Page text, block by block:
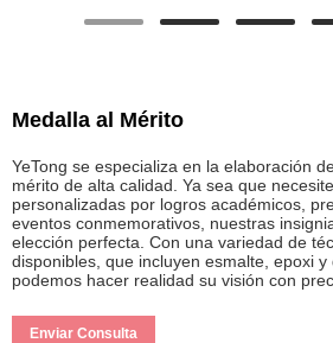
Medalla al Mérito
YeTong se especializa en la elaboración
mérito de alta calidad. Ya sea que
personalizadas por logros académicos,
eventos conmemorativos, nuestras
elección perfecta. Con una variedad de
disponibles, que incluyen esmalte, epoxi y
podemos hacer realidad su visión con
Enviar Consulta